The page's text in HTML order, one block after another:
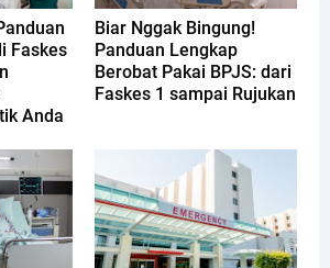
Faskes
Anda
Biar Nggak Bingung!
Panduan Lengkap
Berobat Pakai BPJS: dari
Faskes 1 sampai Rujukan